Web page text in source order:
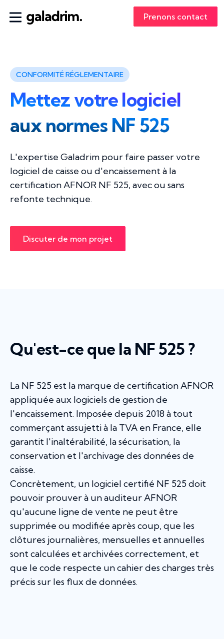
Prenons contact
CONFORMITÉ RÉGLEMENTAIRE
Mettez votre logiciel
aux normes NF 525
L'expertise Galadrim pour faire passer votre
logiciel de caisse ou d'encaissement à la
certification AFNOR NF 525, avec ou sans
refonte technique.
Discuter de mon projet
Qu'est-ce que la NF 525 ?
La NF 525 est la marque de certification AFNOR
appliquée aux logiciels de gestion de
l'encaissement. Imposée depuis 2018 à tout
commerçant assujetti à la TVA en France, elle
garantit l'inaltérabilité, la sécurisation, la
conservation et l'archivage des données de
caisse.
Concrètement, un logiciel certifié NF 525 doit
pouvoir prouver à un auditeur AFNOR
qu'aucune ligne de vente ne peut être
supprimée ou modifiée après coup, que les
clôtures journalières, mensuelles et annuelles
sont calculées et archivées correctement, et
que le code respecte un cahier des charges très
précis sur les flux de données.